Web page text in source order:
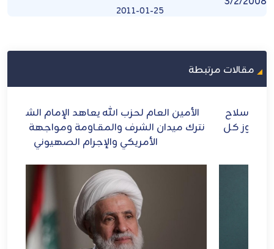
2011-01-25
مقالات مرتبطة
الأمين العام لحزب الله يعاهد الإمام الشهيد: لن
نترك ميدان الشرف والمقـاومة ومواجهة الطاغوت
الأمريكي والإجرام الصهيوني